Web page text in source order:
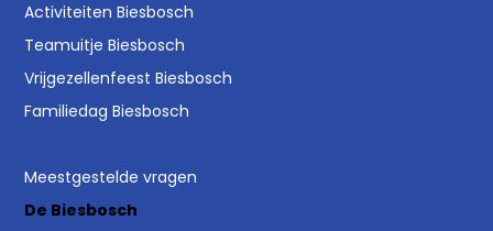
Activiteiten Biesbosch
Teamuitje Biesbosch
Vrijgezellenfeest Biesbosch
Familiedag Biesbosch
Meestgestelde vragen
De Biesbosch